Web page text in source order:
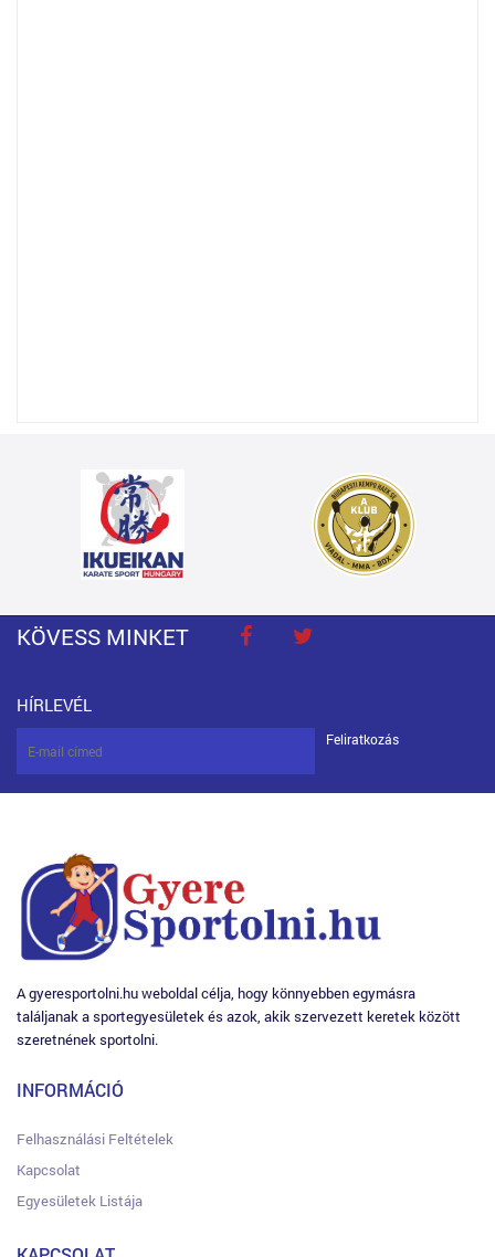
KÖVESS MINKET
HÍRLEVÉL
Feliratkozás
A gyeresportolni.hu weboldal célja, hogy könnyebben egymásra
találjanak a sportegyesületek és azok, akik szervezett keretek között
szeretnének sportolni.
INFORMÁCIÓ
Felhasználási Feltételek
Kapcsolat
Egyesületek Listája